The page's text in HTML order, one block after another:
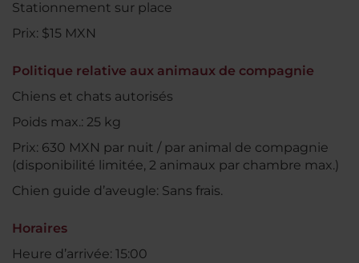
Stationnement sur place
Prix: $15 MXN
Politique relative aux animaux de compagnie
Chiens et chats autorisés
Poids max.: 25 kg
Prix: 630 MXN par nuit / par animal de compagnie
(disponibilité limitée, 2 animaux par chambre max.)
Chien guide d’aveugle: Sans frais.
Horaires
Heure d’arrivée: 15:00